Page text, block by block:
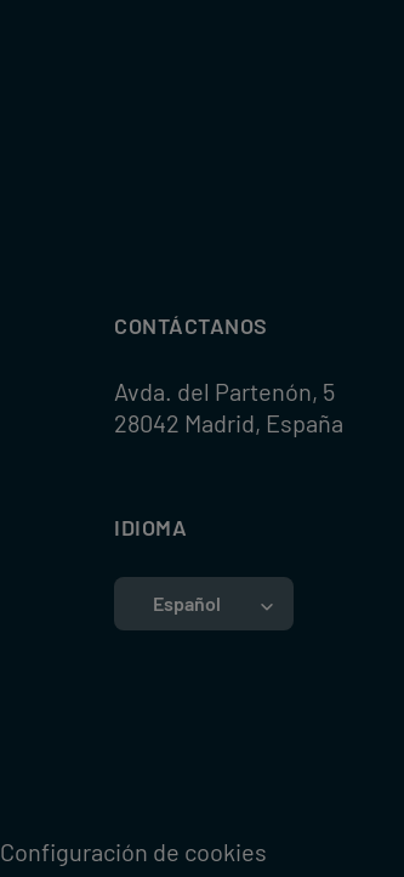
CONTÁCTANOS
Avda. del Partenón, 5
28042 Madrid, España
IDIOMA
Español
Español
Configuración de cookies